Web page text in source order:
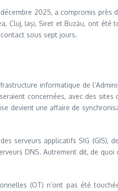
2025, a compromis près
Cluj, Iași, Siret et Buzău, ont été
sous sept jours.
informatique de
concernées, avec des sites
devient une affaire de
serveurs applicatifs SIG (GIS),
DNS. Autrement dit, de
(OT) n’ont pas été